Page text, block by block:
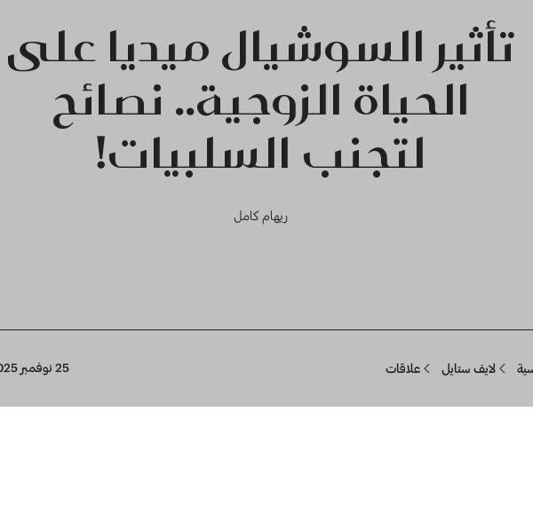
تأثير السوشيال ميديا على
الحياة الزوجية.. نصائح
لتجنب السلبيات!
ريهام كامل
لايف ستايل علاقات 25 نوفمبر 2025